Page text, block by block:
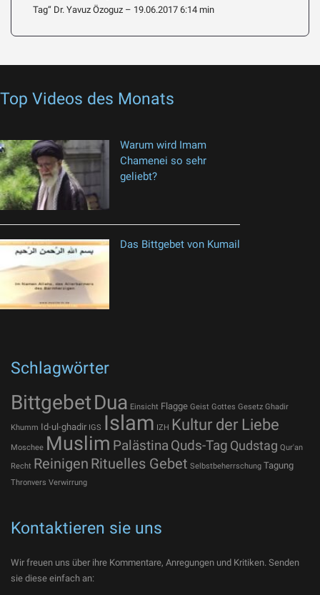
Tag“ Dr. Yavuz Özoguz – 19.06.2017 6:14 min
Top Videos des Monats
Warum wird Imam
Chamenei so sehr
geliebt?
Das Bittgebet von Kumail
Schlagwörter
BittgebetDua Einsicht Flagge Geist Gottes Gesetz Ghadir
Khumm Id-ul-ghadir IGS Islam IZH Kultur der Liebe
Moschee Muslim Palästina Quds-Tag Qudstag Qur'an
Recht Reinigen Rituelles Gebet Selbstbeherrschung Tagung
Thronvers Verwirrung
Kontaktieren sie uns
Wir freuen uns über ihre Kommentare, Anregungen und Kritiken. Senden
sie diese einfach an: